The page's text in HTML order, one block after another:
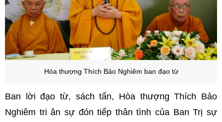
Hòa thượng Thích Bảo Nghiêm ban đạo từ
Ban lời đạo từ, sách tấn, Hòa thượng Thích Bảo
Nghiêm tri ân sự đón tiếp thân tình của Ban Trị sự